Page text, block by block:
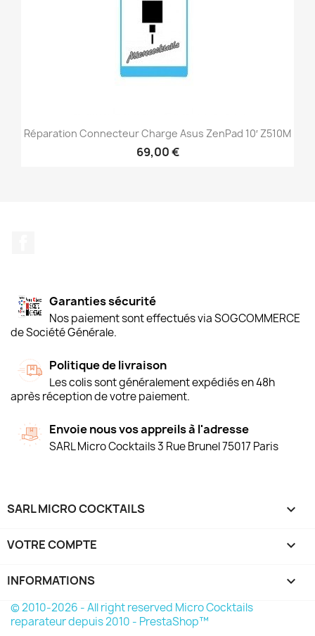
Réparation Connecteur Charge Asus ZenPad 10′ Z510M
69,00 €
Garanties sécurité
Nos paiement sont effectués via SOGCOMMERCE
de Société Générale.
Politique de livraison
Les colis sont généralement expédiés en 48h
après réception de votre paiement.
Envoie nous vos appreils à l'adresse
SARL Micro Cocktails 3 Rue Brunel 75017 Paris
SARL MICRO COCKTAILS 
VOTRE COMPTE 
INFORMATIONS keyboard_arrow_down
© 2010-2026 - All right reserved Micro Cocktails
reparateur depuis 2010 - PrestaShop™